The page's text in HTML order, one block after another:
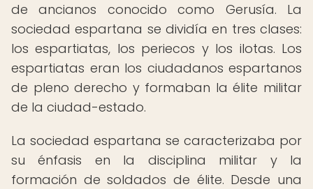
de ancianos conocido como Gerusía. La
sociedad espartana se dividía en tres clases:
los espartiatas, los periecos y los ilotas. Los
espartiatas eran los ciudadanos espartanos
de pleno derecho y formaban la élite militar
de la ciudad-estado.
La sociedad espartana se caracterizaba por
su énfasis en la disciplina militar y la
formación de soldados de élite. Desde una